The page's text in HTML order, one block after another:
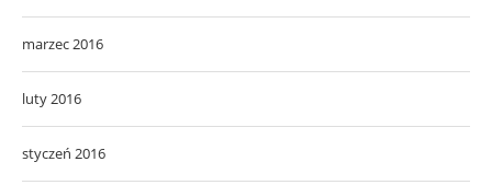
marzec 2016
luty 2016
styczeń 2016